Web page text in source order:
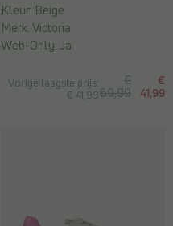
Vorige laagste prijs:
€ 41,99
€
69,99
€
41,99
Kleur: Beige
Merk:Victoria
Web-Only:Ja